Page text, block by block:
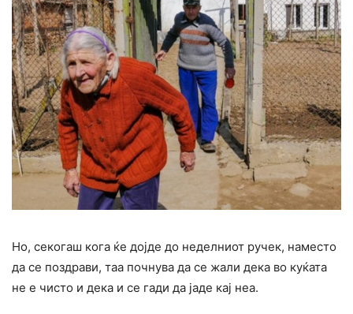
Но, секогаш кога ќе дојде до неделниот ручек, наместо
да се поздрави, таа почнува да се жали дека во куќата
не е чисто и дека и се гади да јаде кај неа.